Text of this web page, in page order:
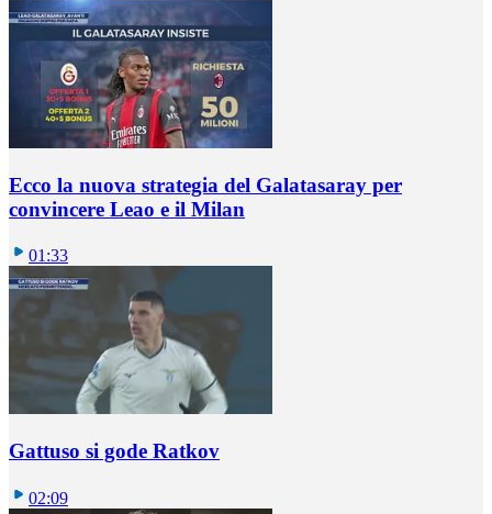
Ecco la nuova strategia del Galatasaray per
convincere Leao e il Milan
01:33
Gattuso si gode Ratkov
02:09